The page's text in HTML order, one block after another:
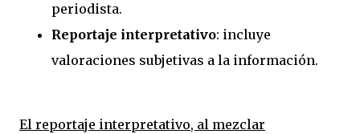
periodista.
Reportaje interpretativo: incluye
valoraciones subjetivas a la información.
El reportaje interpretativo, al mezclar